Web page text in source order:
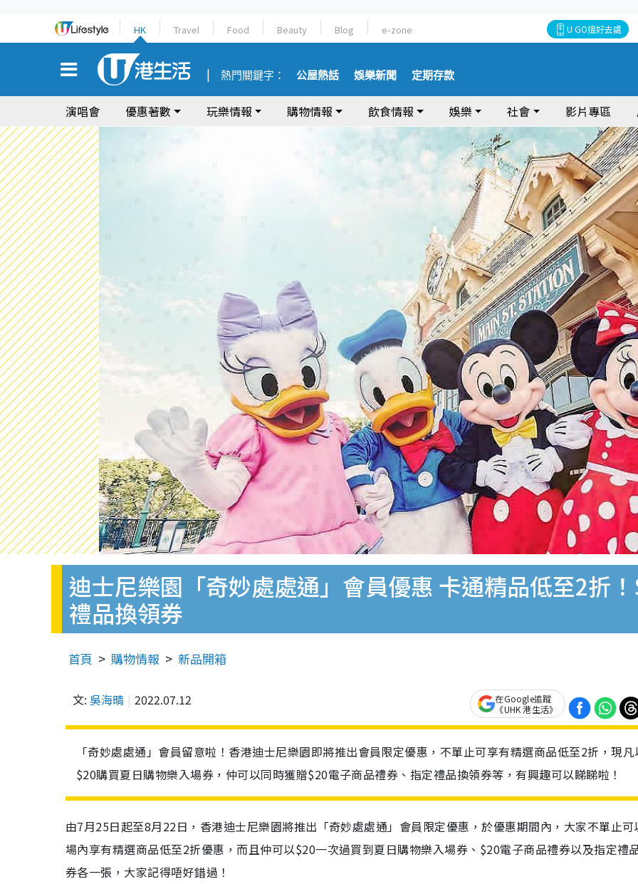
HK Travel Food Beauty Blog e-zone U GO搵好去處
熱門關鍵字： 公屋熱話 娛樂新聞 定期存款
演唱會 優惠著數 玩樂情報 購物情報 飲食情報 娛樂 社會 影片專區
迪士尼樂園「奇妙處處通」會員優惠 卡通精品低至2折
禮品換領券
首頁 購物情報 新品開箱
文: 吳海晴 2022.07.12
在Google追蹤
《UHK 港生活》
「奇妙處處通」會員留意啦！香港迪士尼樂園即將推出會員限定優惠，不單止可享有精選商品低至2折，現凡
$20購買夏日購物樂入場券，仲可以同時獲贈$20電子商品禮券、指定禮品換領券等，有興趣可以睇睇啦！
由7月25日起至8月22日，香港迪士尼樂園將推出「奇妙處處通」會員限定優惠，於優惠期間內，大家不單止可
場內享有精選商品低至2折優惠，而且仲可以$20一次過買到夏日購物樂入場券、$20電子商品禮券以及指定禮
券各一張，大家記得唔好錯過！